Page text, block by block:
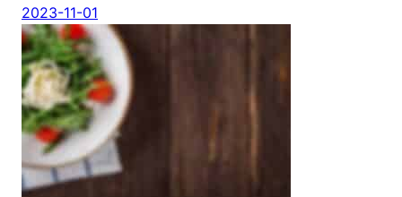
2023-11-01